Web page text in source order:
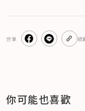
分享 收
你可能也喜歡